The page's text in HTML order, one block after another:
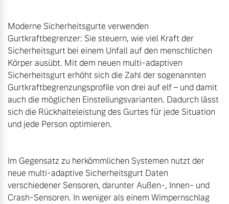
Moderne Sicherheitsgurte verwenden
Gurtkraftbegrenzer: Sie steuern, wie viel Kraft der
Sicherheitsgurt bei einem Unfall auf den menschlichen
Körper ausübt. Mit dem neuen multi-adaptiven
Sicherheitsgurt erhöht sich die Zahl der sogenannten
Gurtkraftbegrenzungsprofile von drei auf elf – und damit
auch die möglichen Einstellungsvarianten. Dadurch lässt
sich die Rückhalteleistung des Gurtes für jede Situation
und jede Person optimieren.
Im Gegensatz zu herkömmlichen Systemen nutzt der
neue multi-adaptive Sicherheitsgurt Daten
verschiedener Sensoren, darunter Außen-, Innen- und
Crash-Sensoren. In weniger als einem Wimpernschlag